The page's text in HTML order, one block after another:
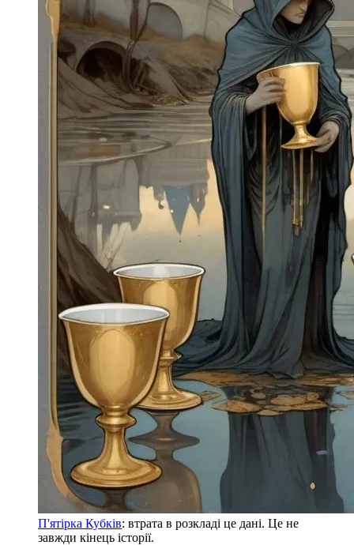
П'ятірка Кубків: втрата в розкладі це дані. Це не
завжди кінець історії.